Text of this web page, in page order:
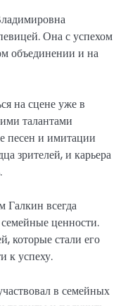
Она с успехом
объединении и на
на сцене уже в
талантами
песен и имитации
зрителей, и карьера
Галкин всегда
ценности.
которые стали его
к успеху.
в семейных